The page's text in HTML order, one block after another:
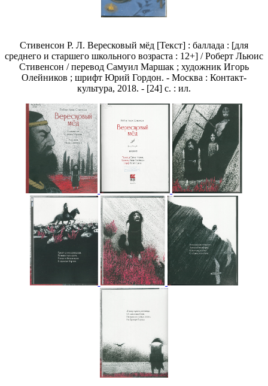
Стивенсон Р. Л. Вересковый мёд [Текст] : баллада : [для
среднего и старшего школьного возраста : 12+] / Роберт Льюис
Стивенсон / перевод Самуил Маршак ; художник Игорь
Олейников ; шрифт Юрий Гордон. - Москва : Контакт-
культура, 2018. - [24] с. : ил.